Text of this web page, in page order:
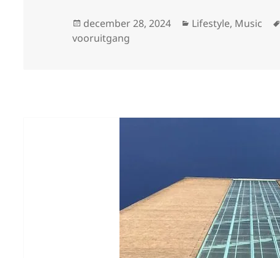
Geplaatst
op
december 28, 2024 Categorieën
Lifestyle, Music
vooruitgang